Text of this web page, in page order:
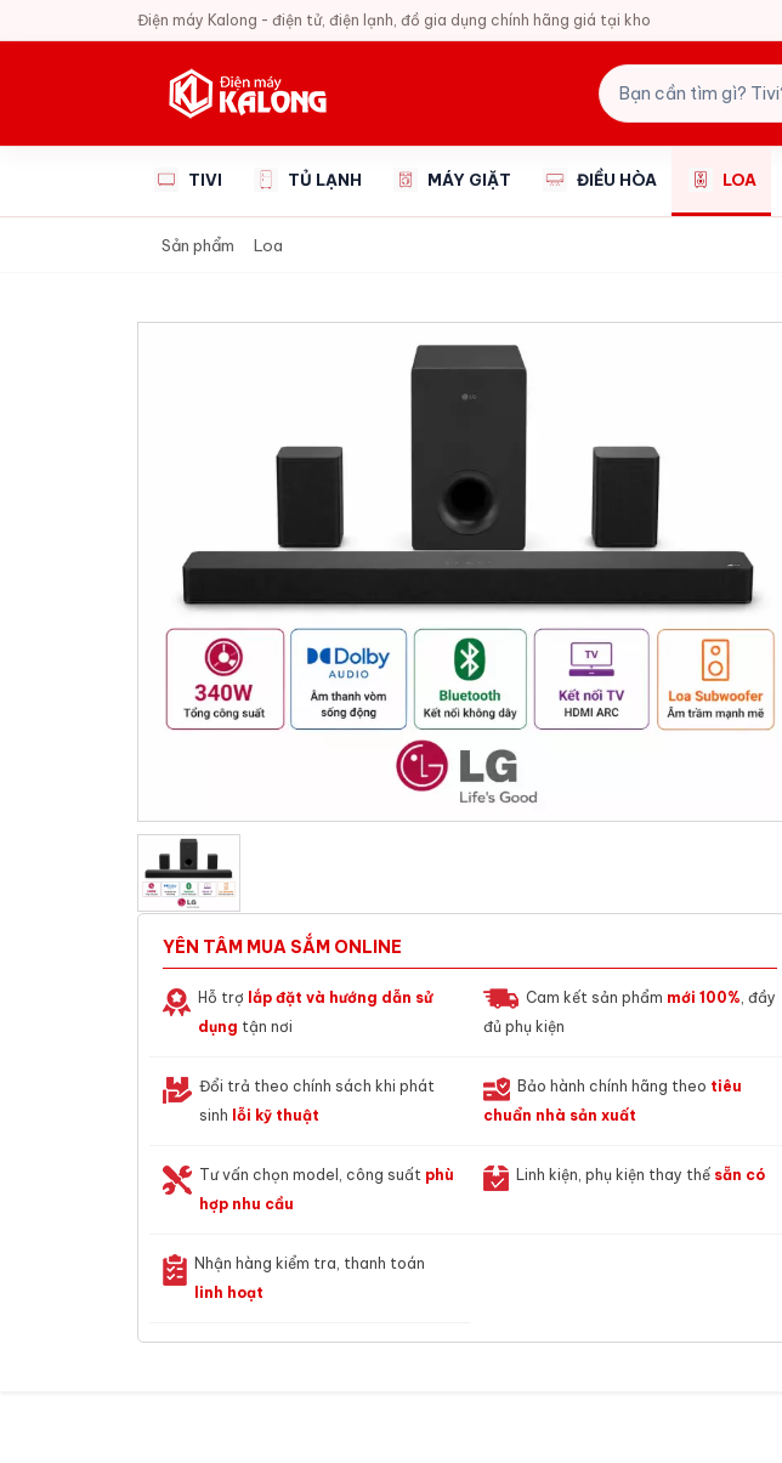
Điện máy Kalong - điện tử, điện lạnh, đồ gia dụng chính hãng giá tại kho
TIVI TỦ LẠNH MÁY GIẶT ĐIỀU HÒA LOA
Sản phẩm Loa
YÊN TÂM MUA SẮM ONLINE
Hỗ trợ lắp đặt và hướng dẫn sử
dụng tận nơi
Cam kết sản phẩm mới 100% , đầy
đủ phụ kiện
Đổi trả theo chính sách khi phát
sinh lỗi kỹ thuật
Bảo hành chính hãng theo tiêu
chuẩn nhà sản xuất
Tư vấn chọn model, công suất phù
hợp nhu cầu
Linh kiện, phụ kiện thay thế sẵn có
Nhận hàng kiểm tra, thanh toán
linh hoạt